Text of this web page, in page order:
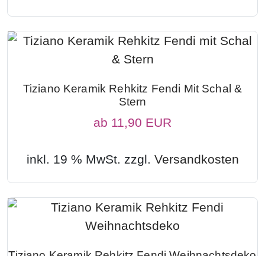
Tiziano Keramik Rehkitz Fendi Mit Schal &
Stern
ab 11,90 EUR
inkl. 19 % MwSt. zzgl. Versandkosten